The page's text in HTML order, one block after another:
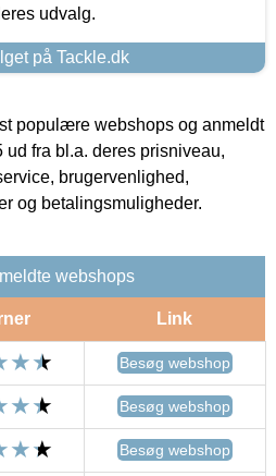
udvalg.
på Tackle.dk
populære webshops og anmeldt
ud fra bl.a. deres prisniveau,
brugervenlighed,
og betalingsmuligheder.
webshops
Link
Besøg webshop
Besøg webshop
Besøg webshop